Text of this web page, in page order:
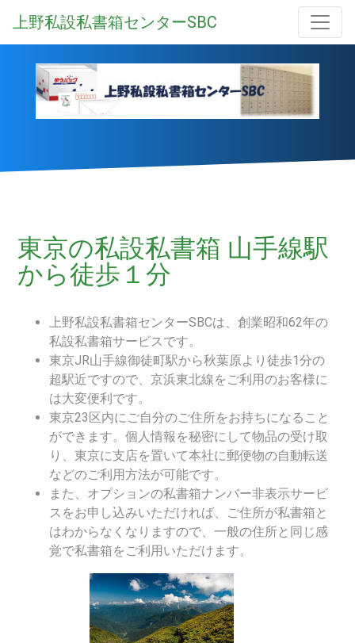
上野私設私書箱センターSBC
東京の私設私書箱 山手線駅
から徒歩１分
上野私設私書箱センターSBCは、創業昭和62年の
私設私書箱サービスです。
東京JR山手線御徒町駅から秋葉原より徒歩1分の
超駅近ですので、京浜東北線をご利用のお客様に
は大変便利です。
東京23区内にご自分のご住所をお持ちになること
ができます。個人情報を秘密にして物品の受け取
り、東京に支店を置いて本社に郵便物の自動転送
などのご利用方法が可能です。
また、オプションの私書箱ナンバー非表示サービ
スをお申し込みいただければ、ご住所が私書箱と
はわからなくなりますので、一般の住所と同じ感
覚で私書箱をご利用いただけます。